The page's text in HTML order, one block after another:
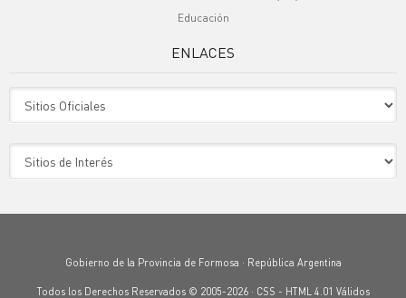
Educación
ENLACES
Gobierno de la Provincia de Formosa · República Argentina
Todos los Derechos Reservados © 2005-2026 · CSS - HTML 4.01 Válidos